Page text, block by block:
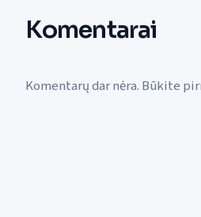
Komentarai
Komentarų dar nėra. Būkite